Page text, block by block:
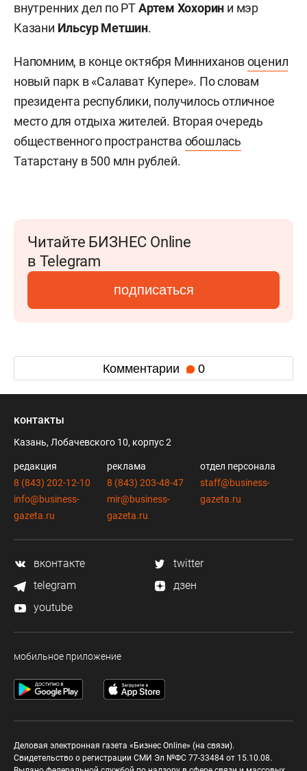
внутренних дел по РТАртем Хохорин и мэр
Казани Ильсур Метшин.
Напомним, в конце октября Миннихановоценил
новый парк в «Салават Купере». По словам
президента республики, получилось отличное
место для отдыха жителей. Вторая очередь
общественного пространства обошлась
Татарстану в 500 млн рублей.
Читайте БИЗНЕС Online
в Telegram
подписаться
Комментарии 0
контакты
Казань, Лобачевского 10, корпус 2
редакция
8 (843) 202-12-10
info@business-
gazeta.ru
реклама
8 (843) 203-48-47
mir@business-
gazeta.ru
отдел персонала
staff@business-
gazeta.ru
вконтакте
twitter
telegram
дзен
youtube
мобильное приложение
Деловая электронная газета «Бизнес Online» (на связи).
Свидетельство о регистрации СМИ Эл №ФС 77-33484 от 15.10.08.